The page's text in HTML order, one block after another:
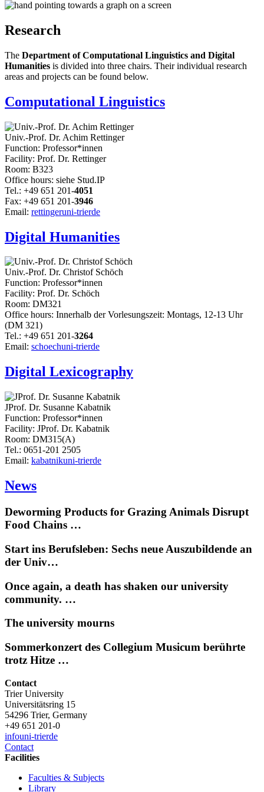
Research
The Department of Computational Linguistics and Digital
Humanities is divided into three chairs. Their individual research
areas and projects can be found below.
Computational Linguistics
Univ.-Prof. Dr. Achim Rettinger
Function: Professor*innen
Facility: Prof. Dr. Rettinger
Room: B323
Office hours: siehe Stud.IP
Tel.: +49 651 201-4051
Fax: +49 651 201-3946
Email: rettingeruni-trierde
Digital Humanities
Univ.-Prof. Dr. Christof Schöch
Function: Professor*innen
Facility: Prof. Dr. Schöch
Room: DM321
Office hours: Innerhalb der Vorlesungszeit: Montags, 12-13 Uhr
(DM 321)
Tel.: +49 651 201-3264
Email: schoechuni-trierde
Digital Lexicography
JProf. Dr. Susanne Kabatnik
Function: Professor*innen
Facility: JProf. Dr. Kabatnik
Room: DM315(A)
Tel.: 0651-201 2505
Email: kabatnikuni-trierde
News
Deworming Products for Grazing Animals Disrupt
Food Chains …
Start ins Berufsleben: Sechs neue Auszubildende an
der Univ…
Once again, a death has shaken our university
community. …
The university mourns
Sommerkonzert des Collegium Musicum berührte
trotz Hitze …
Contact
Trier University
Universitätsring 15
54296 Trier, Germany
+49 651 201-0
infouni-trierde
Contact
Facilities
Faculties & Subjects
Library